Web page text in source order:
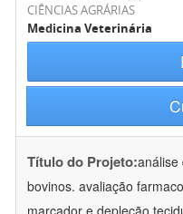
CIÊNCIAS AGRÁRIAS
Medicina Veterinária
Título do Projeto:análise
bovinos. avaliação